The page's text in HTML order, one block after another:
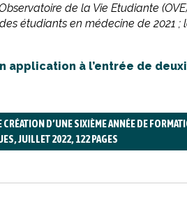
de la Vie Etudiante
étudiants en médecine de 2021
à l’entrée de
D’UNE SIXIÈME ANNÉE DE
JUILLET 2022, 122 PAGES